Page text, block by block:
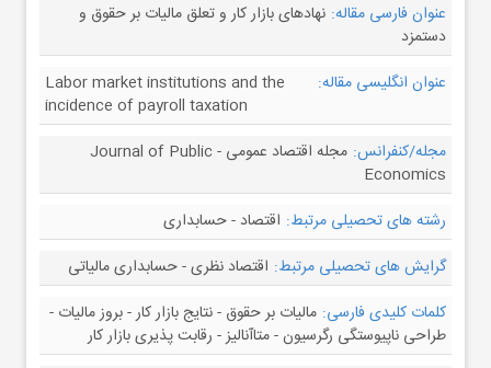
عنوان فارسی مقاله: نهادهای بازار کار و تعلق مالیات بر حقوق و
دستمزد
عنوان انگلیسی مقاله:
Labor market institutions and the
incidence of payroll taxation
مجله/کنفرانس:
مجله اقتصاد عمومی - Journal of Public
Economics
رشته های تحصیلی مرتبط: اقتصاد - حسابداری
گرایش های تحصیلی مرتبط: اقتصاد نظری - حسابداری مالیاتی
کلمات کلیدی فارسی: مالیات بر حقوق - نتایج بازار کار - بروز مالیات -
طراحی ناپیوستگی رگرسیون - متاآنالیز - رقابت پذیری بازار کار